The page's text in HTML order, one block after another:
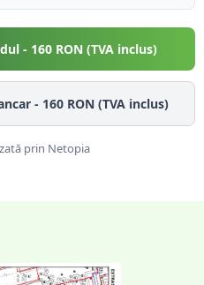
- 160RON (TVA inclus)
- 160RON (TVA inclus)
prin Netopia